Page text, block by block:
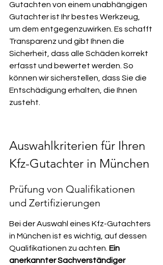
Gutachten von einem unabhängigen
Gutachter ist Ihr bestes Werkzeug,
um dem entgegenzuwirken. Es schafft
Transparenz und gibt Ihnen die
Sicherheit, dass alle Schäden korrekt
erfasst und bewertet werden. So
können wir sicherstellen, dass Sie die
Entschädigung erhalten, die Ihnen
zusteht.
Auswahlkriterien für Ihren
Kfz-Gutachter in München
Prüfung von Qualifikationen
und Zertifizierungen
Bei der Auswahl eines Kfz-Gutachters
in München ist es wichtig, auf dessen
Qualifikationen zu achten. Ein
anerkannter Sachverständiger